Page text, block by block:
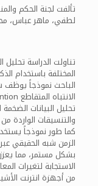
تألفت لجنة الحكم
لطفي، ماهر عباس،
تناولت الدراسة تحليل
المختلفة باستخدام
تحليل البيانات الضخمة
والتنسيقات الواردة
الزمن شبه الحقيقي
بشكل مستمر، مما يعزز
الاستجابة لتغيرات
من أجهزة انترنت